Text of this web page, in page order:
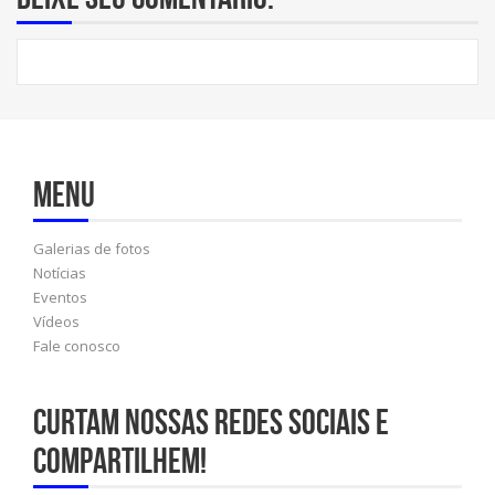
Menu
Galerias de fotos
Notícias
Eventos
Vídeos
Fale conosco
Curtam nossas redes sociais e
compartilhem!